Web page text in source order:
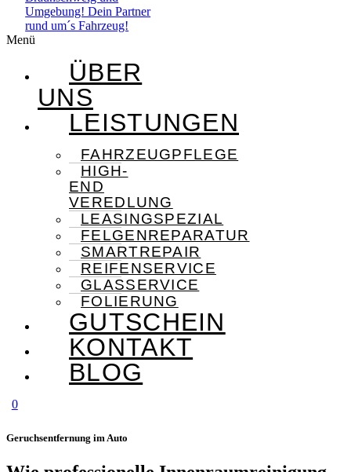
Menü
ÜBER
UNS
LEISTUNGEN
FAHRZEUGPFLEGE
HIGH-
END
VEREDLUNG
LEASINGSPEZIAL
FELGENREPARATUR
SMARTREPAIR
REIFENSERVICE
GLASSERVICE
FOLIERUNG
GUTSCHEIN
KONTAKT
BLOG
0
Geruchsentfernung im Auto